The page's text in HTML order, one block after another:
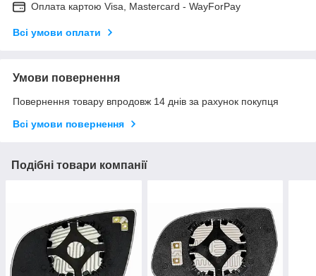
Оплата картою Visa, Mastercard - WayForPay
Всі умови оплати
Умови повернення
Повернення товару впродовж 14 днів за рахунок покупця
Всі умови повернення
Подібні товари компанії